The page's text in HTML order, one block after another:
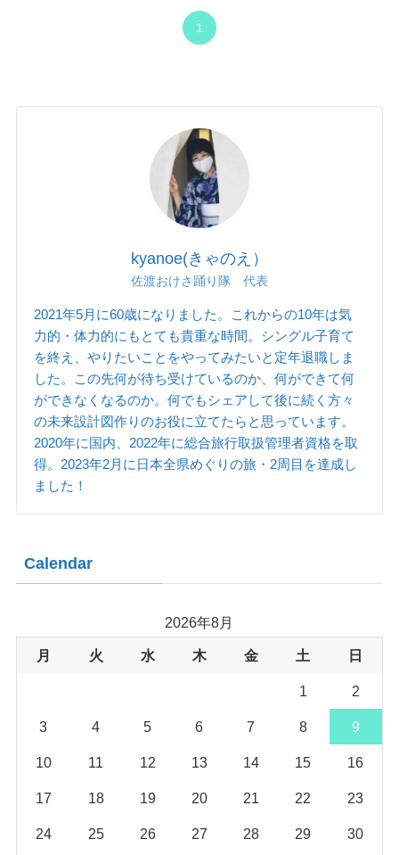
1
kyanoe(きゃのえ）
佐渡おけさ踊り隊 代表
2021年5月に60歳になりました。これからの10年は気
力的・体力的にもとても貴重な時間。シングル子育て
を終え、やりたいことをやってみたいと定年退職しま
した。この先何が待ち受けているのか、何ができて何
ができなくなるのか。何でもシェアして後に続く方々
の未来設計図作りのお役に立てたらと思っています。
2020年に国内、2022年に総合旅行取扱管理者資格を取
得。2023年2月に日本全県めぐりの旅・2周目を達成し
ました！
Calendar
2026年8月
月 火 水 木 金 土 日
1 2
3 4 5 6 7 8 9
10 11 12 13 14 15 16
17 18 19 20 21 22 23
24 25 26 27 28 29 30